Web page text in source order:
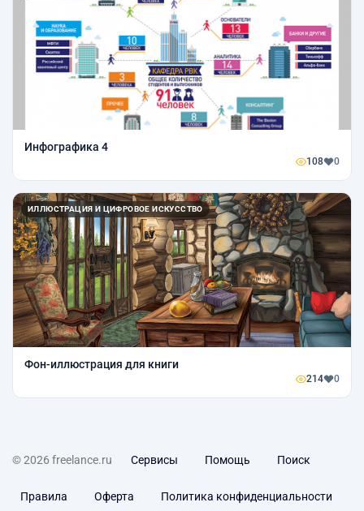
Инфографика 4
108 0
ИЛЛЮСТРАЦИЯ И ЦИФРОВОЕ ИСКУССТВО
Фон-иллюстрация для книги
214 0
© 2026 freelance.ru Сервисы Помощь Поиск
Правила Оферта Политика конфиденциальности